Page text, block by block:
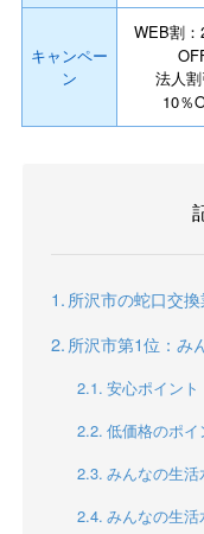
キャンペー
ン
WEB割：
法人割
10％
所沢市の蛇口交
所沢市第1位：み
安心ポイント
低価格のポイ
みんなの生
みんなの生活